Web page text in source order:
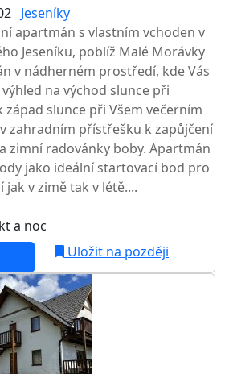
Jeseníky
apartmán s vlastním vchoden v
Jeseníku, poblíž Malé Morávky
v nádherném prostředí, kde Vás
na východ slunce při
slunce při Všem večerním
zahradním přístřešku k zapůjčení
zimní radovánky boby. Apartmán
jako ideální startovací bod pro
v zimě tak v létě....
a noc
Uložit na později